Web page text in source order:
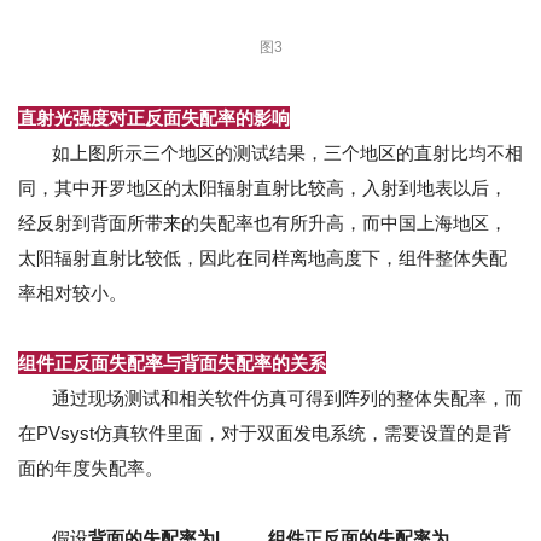
图3
直射光强度对正反面失配率的影响
如上图所示三个地区的测试结果，三个地区的直射比均不相
同，其中开罗地区的太阳辐射直射比较高，入射到地表以后，
经反射到背面所带来的失配率也有所升高，而中国上海地区，
太阳辐射直射比较低，因此在同样离地高度下，组件整体失配
率相对较小。
组件正反面失配率与背面失配率的关系
通过现场测试和相关软件仿真可得到阵列的整体失配率，而
在PVsyst仿真软件里面，对于双面发电系统，需要设置的是背
面的年度失配率。